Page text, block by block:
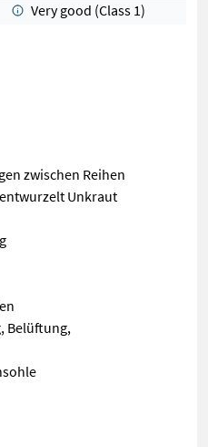
Very good (Class 1)
zwischen Reihen
Unkraut
Belüftung,